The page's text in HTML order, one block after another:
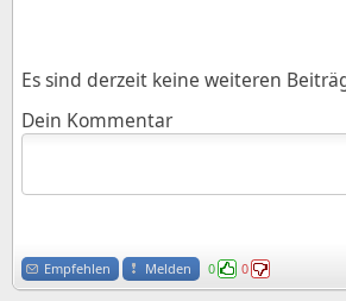
Es sind derzeit keine weiteren
Dein Kommentar
Empfehlen Melden 0 0